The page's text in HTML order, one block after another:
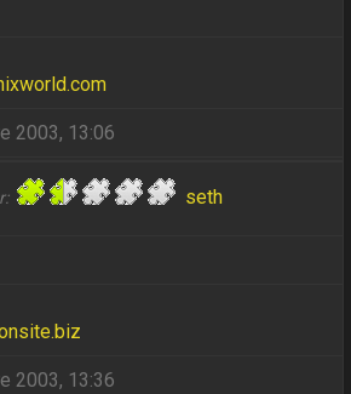
2003, 13:06
seth
2003, 13:36